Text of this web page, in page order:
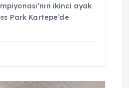
ikinci ayak
Park Kartepe’de